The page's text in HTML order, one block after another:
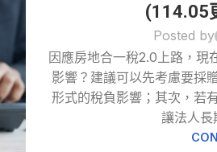
(114.05
Posted by
因應房地合一稅2.0上路，現
影響？建議可以先考慮要採
形式的稅負影響；其次，若
讓法人長